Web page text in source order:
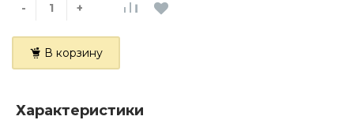
- +
В корзину
Характеристики